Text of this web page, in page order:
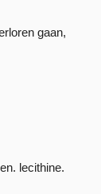
gaan,
lecithine.